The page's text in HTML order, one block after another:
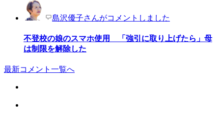
島沢優子さんがコメントしました
不登校の娘のスマホ使用 「強引に取り上げたら」母
は制限を解除した
最新コメント一覧へ